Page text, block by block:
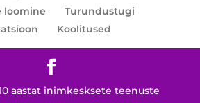
loomine
Turundustugi
Koolitused
aastat inimkesksete teenuste